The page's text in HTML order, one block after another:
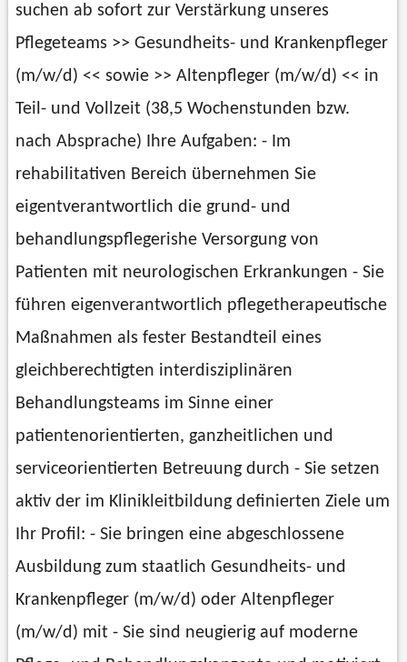
suchen ab sofort zur Verstärkung unseres
Pflegeteams >> Gesundheits- und Krankenpfleger
(m/w/d) << sowie >> Altenpfleger (m/w/d) << in
Teil- und Vollzeit (38,5 Wochenstunden bzw.
nach Absprache) Ihre Aufgaben: - Im
rehabilitativen Bereich übernehmen Sie
eigentverantwortlich die grund- und
behandlungspflegerishe Versorgung von
Patienten mit neurologischen Erkrankungen - Sie
führen eigenverantwortlich pflegetherapeutische
Maßnahmen als fester Bestandteil eines
gleichberechtigten interdisziplinären
Behandlungsteams im Sinne einer
patientenorientierten, ganzheitlichen und
serviceorientierten Betreuung durch - Sie setzen
aktiv der im Klinikleitbildung definierten Ziele um
Ihr Profil: - Sie bringen eine abgeschlossene
Ausbildung zum staatlich Gesundheits- und
Krankenpfleger (m/w/d) oder Altenpfleger
(m/w/d) mit - Sie sind neugierig auf moderne